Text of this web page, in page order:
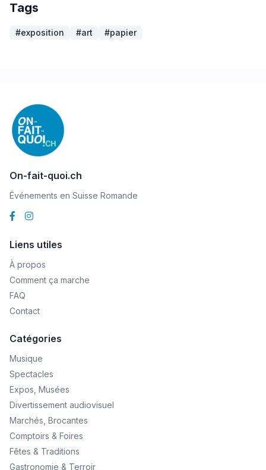
Tags
#exposition #art #papier
On-fait-quoi.ch
Événements en Suisse Romande
Liens utiles
À propos
Comment ça marche
FAQ
Contact
Catégories
Musique
Spectacles
Expos, Musées
Divertissement audiovisuel
Marchés, Brocantes
Comptoirs & Foires
Fêtes & Traditions
Gastronomie & Terroir